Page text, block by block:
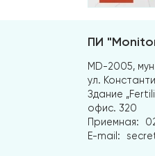
ПИ
MD-2005,
ул.
Здание
офис. 320
Приемная:
E-mail: